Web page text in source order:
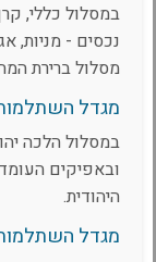
במסלול כללי,
נכסים - מניות,
מסלול ברירת
מגדל
במסלול הלכה
ובאפיקים
היהודית.
מגדל השתלמות